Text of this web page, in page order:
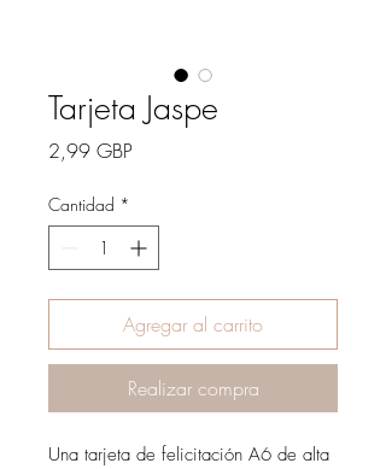
Tarjeta Jaspe
2,99 GBP
Cantidad *
Agregar al carrito
Realizar compra
Una tarjeta de felicitación A6 de alta